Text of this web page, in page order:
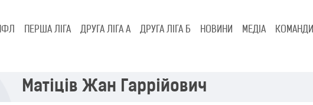
ПФЛ ПЕРША ЛІГА ДРУГА ЛІГА А ДРУГА ЛІГА Б НОВИНИ МЕДІА КОМАНДИ
Матіців Жан Гаррійович